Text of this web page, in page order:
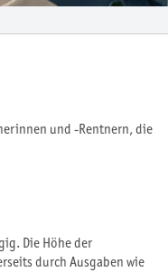
und -Rentnern, die
Die Höhe der
durch Ausgaben wie